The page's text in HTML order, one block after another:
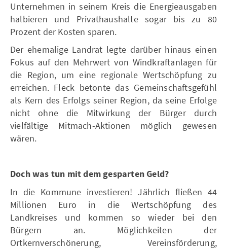
Unternehmen in seinem Kreis die Energieausgaben
halbieren und Privathaushalte sogar bis zu 80
Prozent der Kosten sparen.
Der ehemalige Landrat legte darüber hinaus einen
Fokus auf den Mehrwert von Windkraftanlagen für
die Region, um eine regionale Wertschöpfung zu
erreichen. Fleck betonte das Gemeinschaftsgefühl
als Kern des Erfolgs seiner Region, da seine Erfolge
nicht ohne die Mitwirkung der Bürger durch
vielfältige Mitmach-Aktionen möglich gewesen
wären.
Doch was tun mit dem gesparten Geld?
In die Kommune investieren! Jährlich fließen 44
Millionen Euro in die Wertschöpfung des
Landkreises und kommen so wieder bei den
Bürgern an. Möglichkeiten der
Ortkernverschönerung, Vereinsförderung,